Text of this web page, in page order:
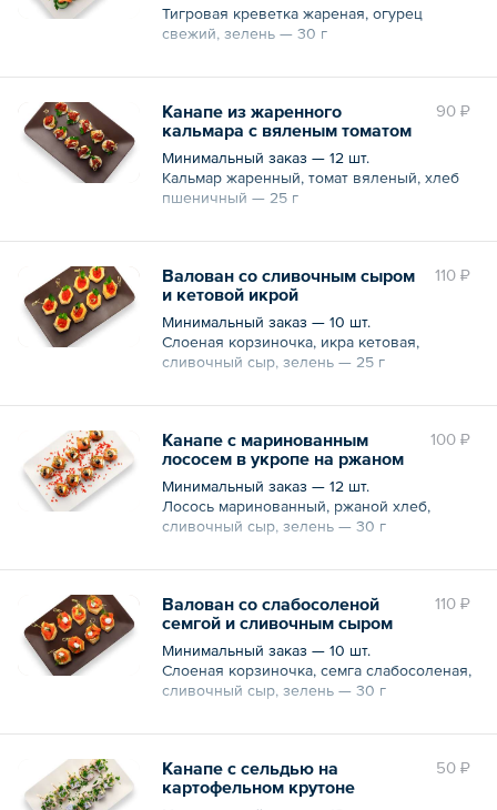
Тигровая креветка жареная, огурец
свежий, зелень — 30 г
90 ₽
Канапе из жаренного
кальмара с вяленым томатом
Минимальный заказ — 12 шт.
Кальмар жаренный, томат вяленый, хлеб
пшеничный — 25 г
110 ₽
Валован со сливочным сыром
и кетовой икрой
Минимальный заказ — 10 шт.
Слоеная корзиночка, икра кетовая,
сливочный сыр, зелень — 25 г
100 ₽
Канапе с маринованным
лососем в укропе на ржаном
хлебе
Минимальный заказ — 12 шт.
Лосось маринованный, ржаной хлеб,
сливочный сыр, зелень — 30 г
110 ₽
Валован со слабосоленой
семгой и сливочным сыром
Минимальный заказ — 10 шт.
Слоеная корзиночка, семга слабосоленая,
сливочный сыр, зелень — 30 г
50 ₽
Канапе с сельдью на
картофельном крутоне